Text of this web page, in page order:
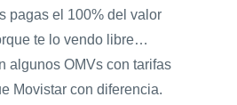
pagas el 100% del valor
te lo vendo libre…
algunos OMVs con tarifas
Movistar con diferencia.